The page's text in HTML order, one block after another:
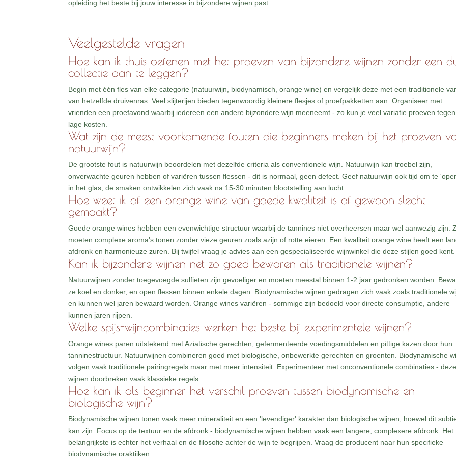
opleiding het beste bij jouw interesse in bijzondere wijnen past.
Veelgestelde vragen
Hoe kan ik thuis oefenen met het proeven van bijzondere wijnen zonder een
collectie aan te leggen?
Begin met één fles van elke categorie (natuurwijn, biodynamisch, orange wine) en vergelijk deze met een traditionele
van hetzelfde druivenras. Veel slijterijen bieden tegenwoordig kleinere flesjes of proefpakketten aan. Organiseer met
vrienden een proefavond waarbij iedereen een andere bijzondere wijn meeneemt - zo kun je veel variatie proeven tegen
lage kosten.
Wat zijn de meest voorkomende fouten die beginners maken bij het proeven
natuurwijn?
De grootste fout is natuurwijn beoordelen met dezelfde criteria als conventionele wijn. Natuurwijn kan troebel zijn,
onverwachte geuren hebben of variëren tussen flessen - dit is normaal, geen defect. Geef natuurwijn ook tijd om te
in het glas; de smaken ontwikkelen zich vaak na 15-30 minuten blootstelling aan lucht.
Hoe weet ik of een orange wine van goede kwaliteit is of gewoon slecht
gemaakt?
Goede orange wines hebben een evenwichtige structuur waarbij de tannines niet overheersen maar wel aanwezig zijn.
moeten complexe aroma's tonen zonder vieze geuren zoals azijn of rotte eieren. Een kwaliteit orange wine heeft een
afdronk en harmonieuze zuren. Bij twijfel vraag je advies aan een gespecialiseerde wijnwinkel die deze stijlen goed kent.
Kan ik bijzondere wijnen net zo goed bewaren als traditionele wijnen?
Natuurwijnen zonder toegevoegde sulfieten zijn gevoeliger en moeten meestal binnen 1-2 jaar gedronken worden.
ze koel en donker, en open flessen binnen enkele dagen. Biodynamische wijnen gedragen zich vaak zoals traditionele
en kunnen wel jaren bewaard worden. Orange wines variëren - sommige zijn bedoeld voor directe consumptie, andere
kunnen jaren rijpen.
Welke spijs-wijncombinaties werken het beste bij experimentele wijnen?
Orange wines paren uitstekend met Aziatische gerechten, gefermenteerde voedingsmiddelen en pittige kazen door hun
tanninestructuur. Natuurwijnen combineren goed met biologische, onbewerkte gerechten en groenten. Biodynamische
volgen vaak traditionele pairingregels maar met meer intensiteit. Experimenteer met onconventionele combinaties - deze
wijnen doorbreken vaak klassieke regels.
Hoe kan ik als beginner het verschil proeven tussen biodynamische en
biologische wijn?
Biodynamische wijnen tonen vaak meer mineraliteit en een 'levendiger' karakter dan biologische wijnen, hoewel dit
kan zijn. Focus op de textuur en de afdronk - biodynamische wijnen hebben vaak een langere, complexere afdronk. Het
belangrijkste is echter het verhaal en de filosofie achter de wijn te begrijpen. Vraag de producent naar hun specifieke
biodynamische praktijken.